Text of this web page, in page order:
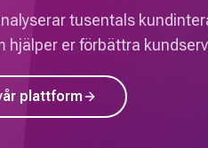
tusentals
hjälper er förbättra
plattform